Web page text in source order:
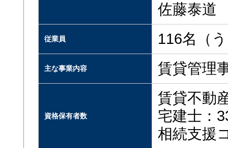
佐藤泰道
従業員 116名（
主な事業内容 賃貸管理
資格保有者数
賃貸不動
宅建士：
相続支援